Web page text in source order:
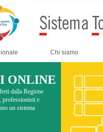
Chi siamo
ONLINE
dalla Regione
professionisti e
un sistema